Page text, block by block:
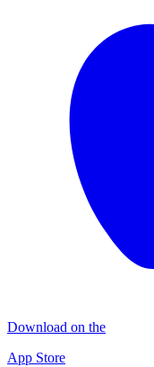
Download on the
App Store